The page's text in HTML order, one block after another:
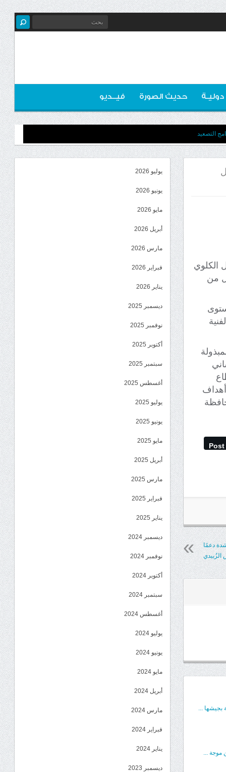
دوليـة حديث الصورة فيــديو
التصعيد
الكلوي
من
Post
دعمًا
الزُبيدي
بجيشها ...
موجة ...
يوليو 2026
يونيو 2026
مايو 2026
أبريل 2026
مارس 2026
فبراير 2026
يناير 2026
ديسمبر 2025
نوفمبر 2025
أكتوبر 2025
سبتمبر 2025
أغسطس 2025
يوليو 2025
يونيو 2025
مايو 2025
أبريل 2025
مارس 2025
فبراير 2025
يناير 2025
ديسمبر 2024
نوفمبر 2024
أكتوبر 2024
سبتمبر 2024
أغسطس 2024
يوليو 2024
يونيو 2024
مايو 2024
أبريل 2024
مارس 2024
فبراير 2024
يناير 2024
ديسمبر 2023